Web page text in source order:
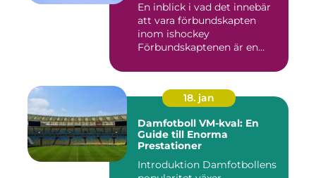
En inblick i vad det innebär
att vara förbundskapten
inom ishockey
Förbundskaptenen är en
18. jan
Damfotboll VM-kval: En
Guide till Enorma
Prestationer
Introduktion Damfotbollens